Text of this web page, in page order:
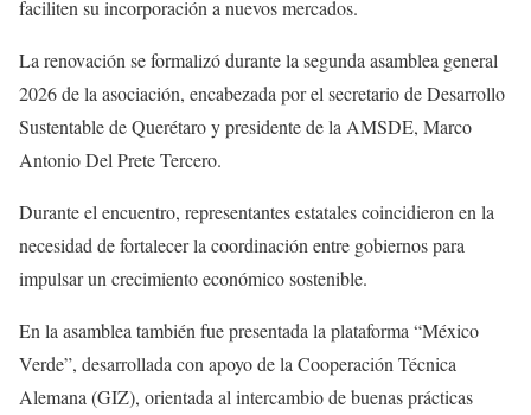
faciliten su incorporación a nuevos mercados.
La renovación se formalizó durante la segunda asamblea general
2026 de la asociación, encabezada por el secretario de Desarrollo
Sustentable de Querétaro y presidente de la AMSDE, Marco
Antonio Del Prete Tercero.
Durante el encuentro, representantes estatales coincidieron en la
necesidad de fortalecer la coordinación entre gobiernos para
impulsar un crecimiento económico sostenible.
En la asamblea también fue presentada la plataforma “México
Verde”, desarrollada con apoyo de la Cooperación Técnica
Alemana (GIZ), orientada al intercambio de buenas prácticas